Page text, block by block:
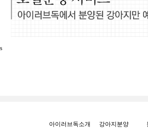
s
아이러브독소개 강아지분양